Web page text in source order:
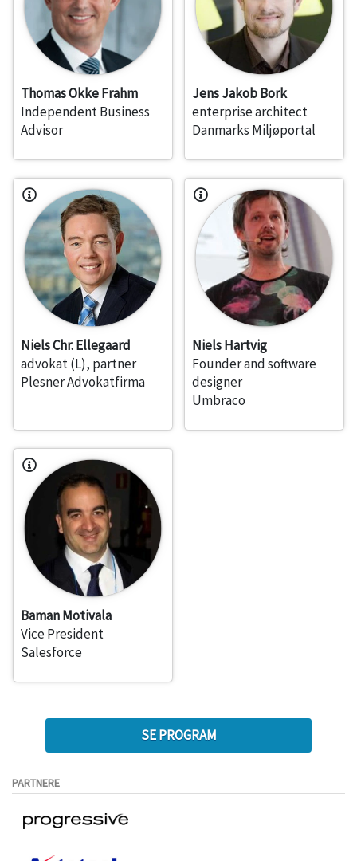
Thomas Okke Frahm
Independent Business
Advisor
Jens Jakob Bork
enterprise architect
Danmarks Miljøportal
Niels Chr. Ellegaard
advokat (L), partner
Plesner Advokatfirma
Niels Hartvig
Founder and software
designer
Umbraco
Baman Motivala
Vice President
Salesforce
SE PROGRAM
PARTNERE